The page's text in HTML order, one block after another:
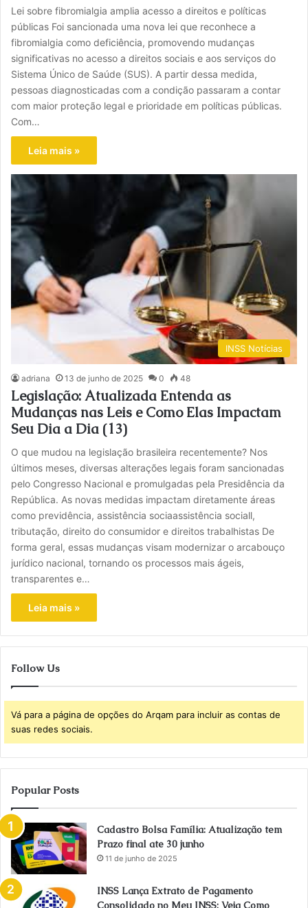
Lei sobre fibromialgia amplia acesso a direitos e políticas
públicas Foi sancionada uma nova lei que reconhece a
fibromialgia como deficiência, promovendo mudanças
significativas no acesso a direitos sociais e aos serviços do
Sistema Único de Saúde (SUS). A partir dessa medida,
pessoas diagnosticadas com a condição passaram a contar
com maior proteção legal e prioridade em políticas públicas.
Com…
Leia mais »
INSS Notícias
adriana 13 de junho de 2025 0 48
Legislação: Atualizada Entenda as
Mudanças nas Leis e Como Elas Impactam
Seu Dia a Dia (13)
O que mudou na legislação brasileira recentemente? Nos
últimos meses, diversas alterações legais foram sancionadas
pelo Congresso Nacional e promulgadas pela Presidência da
República. As novas medidas impactam diretamente áreas
como previdência, assistência sociaassistência sociall,
tributação, direito do consumidor e direitos trabalhistas De
forma geral, essas mudanças visam modernizar o arcabouço
jurídico nacional, tornando os processos mais ágeis,
transparentes e…
Leia mais »
Follow Us
Vá para a página de opções do Arqam para incluir as contas de
suas redes sociais.
Popular Posts
Cadastro Bolsa Família: Atualização tem
Prazo final ate 30 junho
11 de junho de 2025
INSS Lança Extrato de Pagamento
Consolidado no Meu INSS: Veja Como